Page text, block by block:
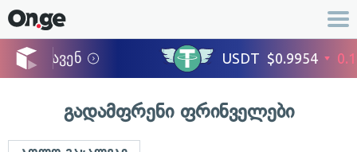
გადამფრენი ფრინველები